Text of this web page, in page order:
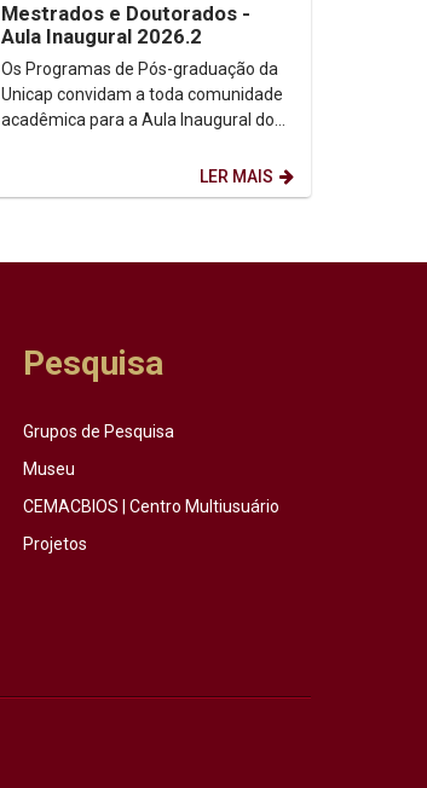
Mestrados e Doutorados -
Aula Inaugural 2026.2
Os Programas de Pós-graduação da
Unicap convidam a toda comunidade
acadêmica para a Aula Inaugural do
LER MAIS
Pesquisa
Grupos de Pesquisa
Museu
CEMACBIOS | Centro Multiusuário
Projetos